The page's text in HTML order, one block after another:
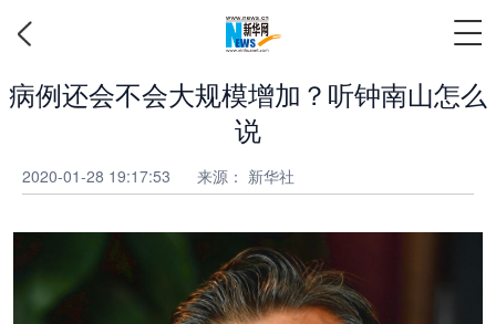
病例还会不会大规模增加？听钟南山怎么
说
2020-01-28 19:17:53 来源： 新华社